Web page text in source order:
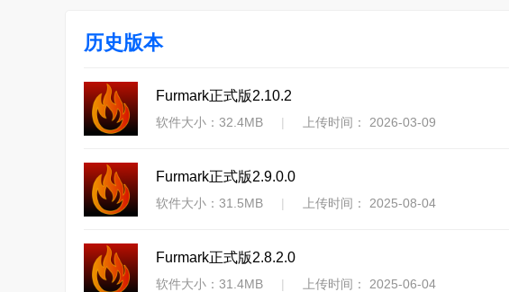
历史版本
Furmark正式版2.10.2
软件大小：32.4MB | 上传时间： 2026-03-09
Furmark正式版2.9.0.0
软件大小：31.5MB | 上传时间： 2025-08-04
Furmark正式版2.8.2.0
软件大小：31.4MB | 上传时间： 2025-06-04